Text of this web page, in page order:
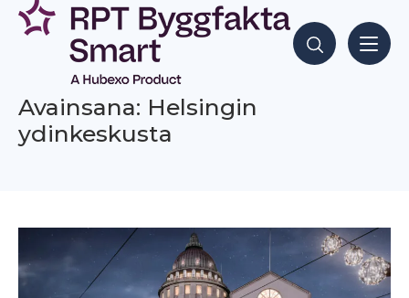
Siirry
sisältöön
Hae sisältöjä
Avainsana: Helsingin
ydinkeskusta